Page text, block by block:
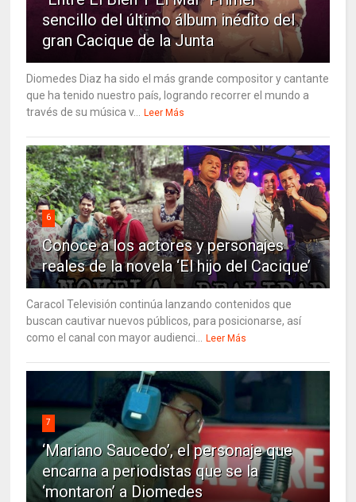
sencillo del último álbum inédito del
gran Cacique de la Junta
Diomedes Diaz ha sido el más grande compositor y cantante
que ha tenido nuestro país, logrando recorrer el mundo a
través de su música v...
Leer Más
6
Conoce a los actores y personajes
reales de la novela ‘El hijo del Cacique’
Caracol Televisión continúa lanzando contenidos que
buscan cautivar nuevos públicos, para posicionarse, así
como el canal con mayor audienci...
Leer Más
7
‘Mariano Saucedo’, el personaje que
encarna a periodistas que se la
‘montaron’ a Diomedes